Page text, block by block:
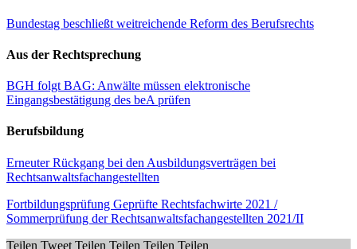
Bundestag beschließt weitreichende Reform des Berufsrechts
Aus der Rechtsprechung
BGH folgt BAG: Anwälte müssen elektronische
Eingangsbestätigung des beA prüfen
Berufsbildung
Erneuter Rückgang bei den Ausbildungsverträgen bei
Rechtsanwaltsfachangestellten
Fortbildungsprüfung Geprüfte Rechtsfachwirte 2021 /
Sommerprüfung der Rechtsanwaltsfachangestellten 2021/II
Teilen Tweet Teilen Teilen Teilen Teilen